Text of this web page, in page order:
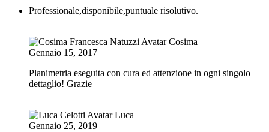
Professionale,disponibile,puntuale risolutivo.
Cosima
Gennaio 15, 2017
Planimetria eseguita con cura ed attenzione in ogni singolo
dettaglio! Grazie
Luca
Gennaio 25, 2019